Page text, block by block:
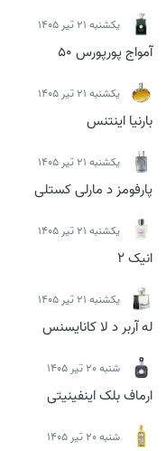
يكشنبه 21 تیر 1405
آمواج پورپورس 50
يكشنبه 21 تیر 1405
بارنیا اینتنس
يكشنبه 21 تیر 1405
پارفومز د مارلی کستلی
يكشنبه 21 تیر 1405
انیک 2
يكشنبه 21 تیر 1405
له آربر د لا کانایسنس
شنبه 20 تیر 1405
ارماف بلک اینفینیتی
شنبه 20 تیر 1405